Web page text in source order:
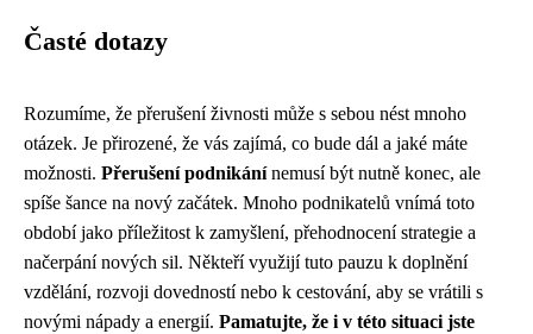
Časté dotazy
Rozumíme, že přerušení živnosti může s sebou nést mnoho
otázek. Je přirozené, že vás zajímá, co bude dál a jaké máte
možnosti. Přerušení podnikánínemusí být nutně konec, ale
spíše šance na nový začátek. Mnoho podnikatelů vnímá toto
období jako příležitost k zamyšlení, přehodnocení strategie a
načerpání nových sil. Někteří využijí tuto pauzu k doplnění
vzdělání, rozvoji dovedností nebo k cestování, aby se vrátili s
novými nápady a energií. Pamatujte, že i v této situaci jste